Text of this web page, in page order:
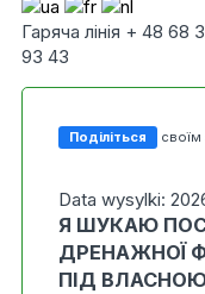
Гаряча лінія + 48 68
93 43
Поділіться
Data wysylki:
Я ШУКАЮ
ДРЕНАЖНОЇ
ПІД